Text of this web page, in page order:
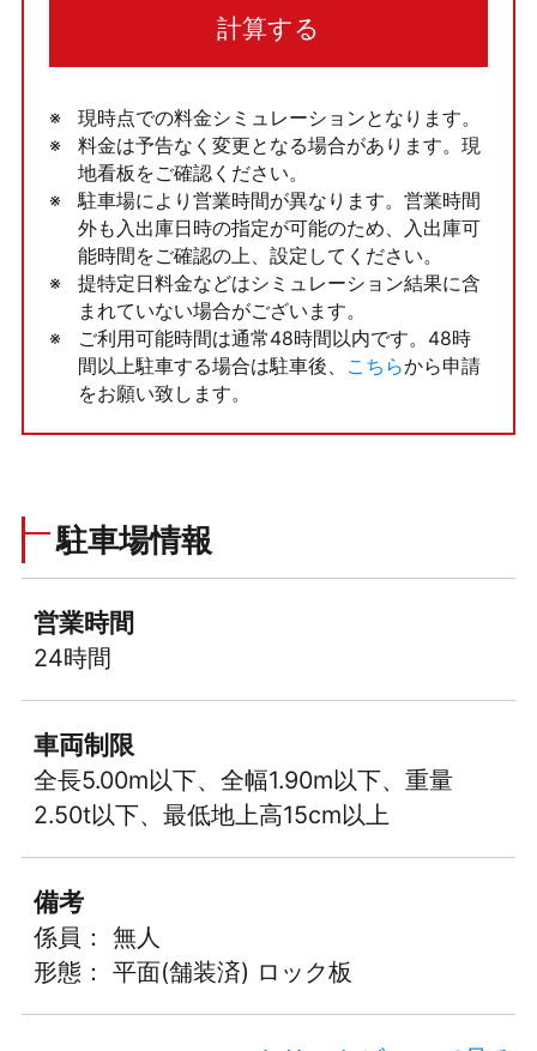
計算する
現時点での料金シミュレーションとなります。
料金は予告なく変更となる場合があります。現
地看板をご確認ください。
駐車場により営業時間が異なります。営業時間
外も入出庫日時の指定が可能のため、入出庫可
能時間をご確認の上、設定してください。
提特定日料金などはシミュレーション結果に含
まれていない場合がございます。
ご利用可能時間は通常48時間以内です。48時
間以上駐車する場合は駐車後、
こちらから申請
をお願い致します。
駐車場情報
営業時間
24時間
車両制限
全長5.00m以下、全幅1.90m以下、重量
2.50t以下、最低地上高15cm以上
備考
係員： 無人
形態： 平面(舗装済) ロック板